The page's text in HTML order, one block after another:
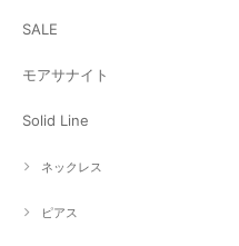
SALE
モアサナイト
Solid Line
ネックレス
ピアス